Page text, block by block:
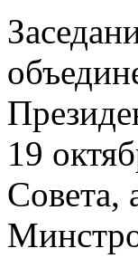
19
Совета,